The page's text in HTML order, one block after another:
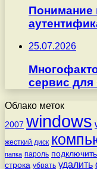
Понимание
25.07.2026
сервис для
Облако меток
2007 windows
жесткий диск
папка пароль подключить
строка убрать удалить